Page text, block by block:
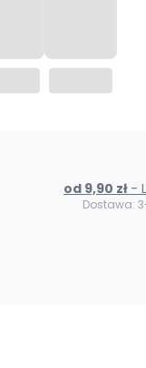
od 9,90 zł
Dostawa: